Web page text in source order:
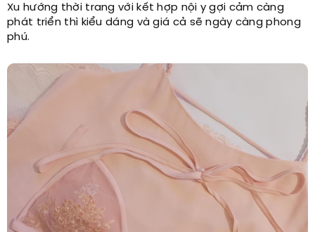
Xu hướng thời trang với kết hợp nội y gợi cảm càng
phát triển thì kiểu dáng và giá cả sẽ ngày càng phong
phú.